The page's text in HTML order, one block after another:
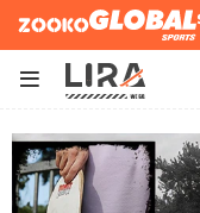
Zooko Global Sports
